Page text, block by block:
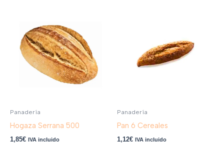
Panadería
Hogaza Serrana 500
1,85€ IVA incluido
Panadería
Pan 6 Cereales
1,12€ IVA incluido